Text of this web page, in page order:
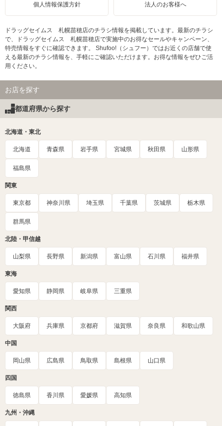
個人情報保護方針 法人のお客様へ
ドラッグセイムス 札幌苗穂店のチラシ情報を掲載しています。最新のチラシ
で、ドラッグセイムス 札幌苗穂店で実施中のお得なセールやキャンペーン、
特売情報をすぐに確認できます。 Shufoo!（シュフー）ではお近くの店舗で使
える最新のチラシ情報を、手軽にご確認いただけます。お得な情報をぜひご活
用ください。
お店を探す
都道府県から探す
北海道・東北
北海道 青森県 岩手県 宮城県 秋田県 山形県
福島県
関東
東京都 神奈川県 埼玉県 千葉県 茨城県 栃木県
群馬県
北陸・甲信越
山梨県 長野県 新潟県 富山県 石川県 福井県
東海
愛知県 静岡県 岐阜県 三重県
関西
大阪府 兵庫県 京都府 滋賀県 奈良県 和歌山県
中国
岡山県 広島県 鳥取県 島根県 山口県
四国
徳島県 香川県 愛媛県 高知県
九州・沖縄